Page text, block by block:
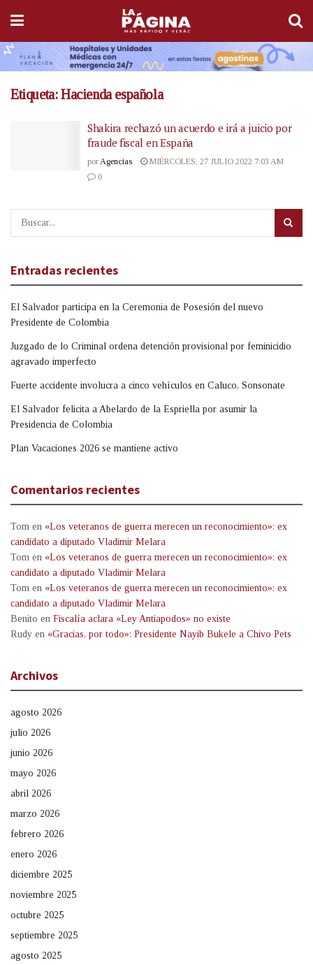
Etiqueta:Hacienda española
Shakira rechazó un acuerdo e irá a juicio por
fraude fiscal en España
por Agencias
MIÉRCOLES, 27 JULIO 2022 7:03 AM
0
Entradas recientes
El Salvador participa en la Ceremonia de Posesión del nuevo
Presidente de Colombia
Juzgado de lo Criminal ordena detención provisional por feminicidio
agravado imperfecto
Fuerte accidente involucra a cinco vehículos en Caluco, Sonsonate
El Salvador felicita a Abelardo de la Espriella por asumir la
Presidencia de Colombia
Plan Vacaciones 2026 se mantiene activo
Comentarios recientes
Tom en «Los veteranos de guerra merecen un reconocimiento»: ex
candidato a diputado Vladimir Melara
Tom en «Los veteranos de guerra merecen un reconocimiento»: ex
candidato a diputado Vladimir Melara
Tom en «Los veteranos de guerra merecen un reconocimiento»: ex
candidato a diputado Vladimir Melara
Benito en Fiscalía aclara «Ley Antiapodos» no existe
Rudy en «Gracias, por todo»: Presidente Nayib Bukele a Chivo Pets
Archivos
agosto 2026
julio 2026
junio 2026
mayo 2026
abril 2026
marzo 2026
febrero 2026
enero 2026
diciembre 2025
noviembre 2025
octubre 2025
septiembre 2025
agosto 2025